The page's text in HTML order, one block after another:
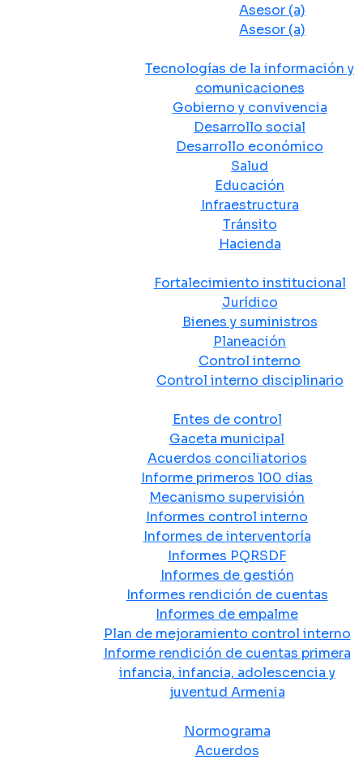
Asesor (a)
Asesor (a)
Tecnologías de la información y
comunicaciones
Gobierno y convivencia
Desarrollo social
Desarrollo económico
Salud
Educación
Infraestructura
Tránsito
Hacienda
Fortalecimiento institucional
Jurídico
Bienes y suministros
Planeación
Control interno
Control interno disciplinario
Entes de control
Gaceta municipal
Acuerdos conciliatorios
Informe primeros 100 días
Mecanismo supervisión
Informes control interno
Informes de interventoría
Informes PQRSDF
Informes de gestión
Informes rendición de cuentas
Informes de empalme
Plan de mejoramiento control interno
Informe rendición de cuentas primera
infancia, infancia, adolescencia y
juventud Armenia
Normograma
Acuerdos